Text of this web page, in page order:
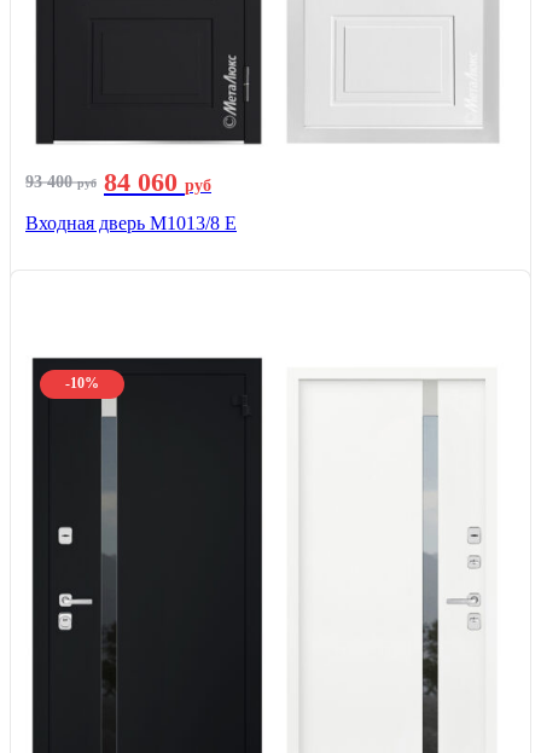
93 400руб 84 060 руб
Входная дверь М1013/8 E
-10%